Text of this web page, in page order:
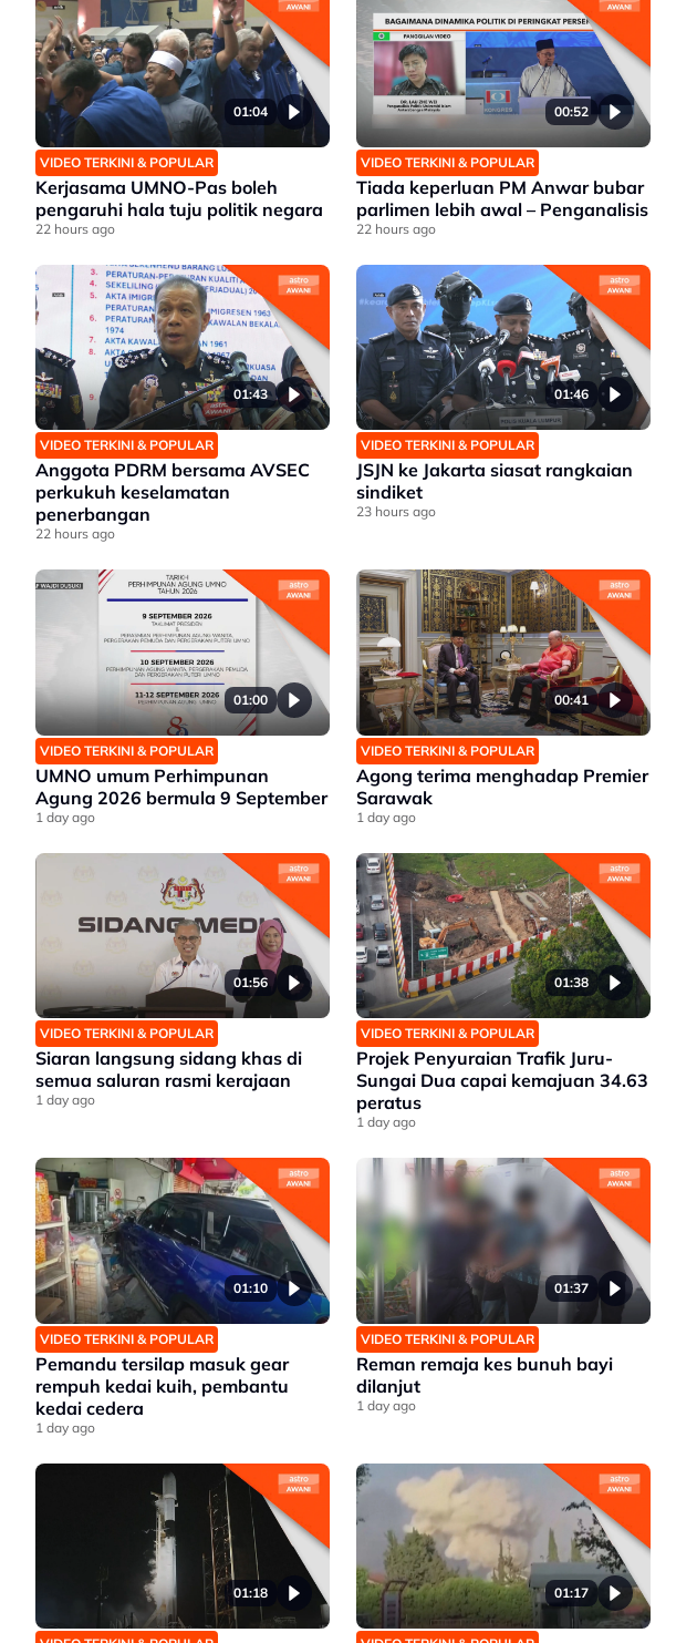
01:04
VIDEO TERKINI & POPULAR
Kerjasama UMNO-Pas boleh
pengaruhi hala tuju politik negara
22 hours ago
00:52
VIDEO TERKINI & POPULAR
Tiada keperluan PM Anwar bubar
parlimen lebih awal – Penganalisis
22 hours ago
01:43
VIDEO TERKINI & POPULAR
Anggota PDRM bersama AVSEC
perkukuh keselamatan
penerbangan
22 hours ago
01:46
VIDEO TERKINI & POPULAR
JSJN ke Jakarta siasat rangkaian
sindiket
23 hours ago
01:00
VIDEO TERKINI & POPULAR
UMNO umum Perhimpunan
Agung 2026 bermula 9 September
1 day ago
00:41
VIDEO TERKINI & POPULAR
Agong terima menghadap Premier
Sarawak
1 day ago
01:56
VIDEO TERKINI & POPULAR
Siaran langsung sidang khas di
semua saluran rasmi kerajaan
1 day ago
01:38
VIDEO TERKINI & POPULAR
Projek Penyuraian Trafik Juru-
Sungai Dua capai kemajuan 34.63
peratus
1 day ago
01:10
VIDEO TERKINI & POPULAR
Pemandu tersilap masuk gear
rempuh kedai kuih, pembantu
kedai cedera
1 day ago
01:37
VIDEO TERKINI & POPULAR
Reman remaja kes bunuh bayi
dilanjut
1 day ago
01:18 01:17